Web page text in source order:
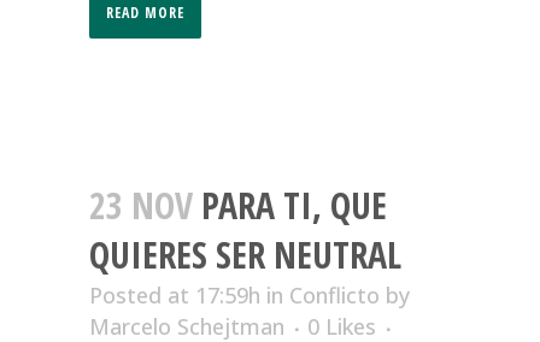
READ MORE
23 NOV PARA TI, QUE
QUIERES SER NEUTRAL
Posted at 17:59h in Conflicto by
Marcelo Schejtman
0 Likes